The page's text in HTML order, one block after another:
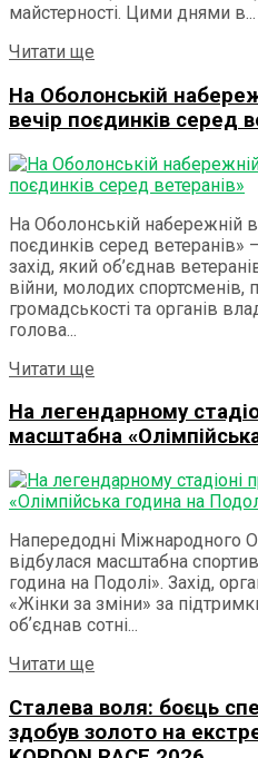
майстерності. Цими днями в...
Читати ще
На Оболонській
вечір поєдинків серед
На Оболонській набережній
поєдинків серед ветеранів»
захід, який об’єднав
війни, молодих спортсменів,
громадськості та органів
голова...
Читати ще
На легендарному
масштабна
Напередодні Міжнародного
відбулася масштабна
година на Подолі». Захід,
«Жінки за зміни» за
обʼєднав сотні...
Читати ще
Сталева воля: боєць
здобув золото на